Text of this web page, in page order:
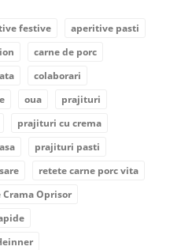
festive
aperitive pasti
carne de porc
colaborari
oua
prajituri
prajituri cu crema
prajituri pasti
retete carne porc vita
Crama Oprisor